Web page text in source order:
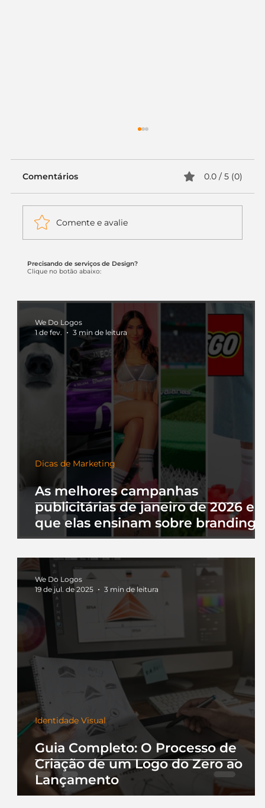
Precisando de serviços de Design?
Clique no botão abaixo:
As melhores campanhas
publicitárias de janeiro de 2026 e
que elas ensinam sobre branding
Dicas de Marketing
We Do Logos
1 de fev.
3 min de leitura
Guia Completo: O Processo de
Criação de um Logo do Zero ao
Lançamento
Identidade Visual
We Do Logos
19 de jul. de 2025
3 min de leitura
Itaú muda apenas duas letras da
começou.
Comentários 0.0 / 5 (0)
Comente e avalie